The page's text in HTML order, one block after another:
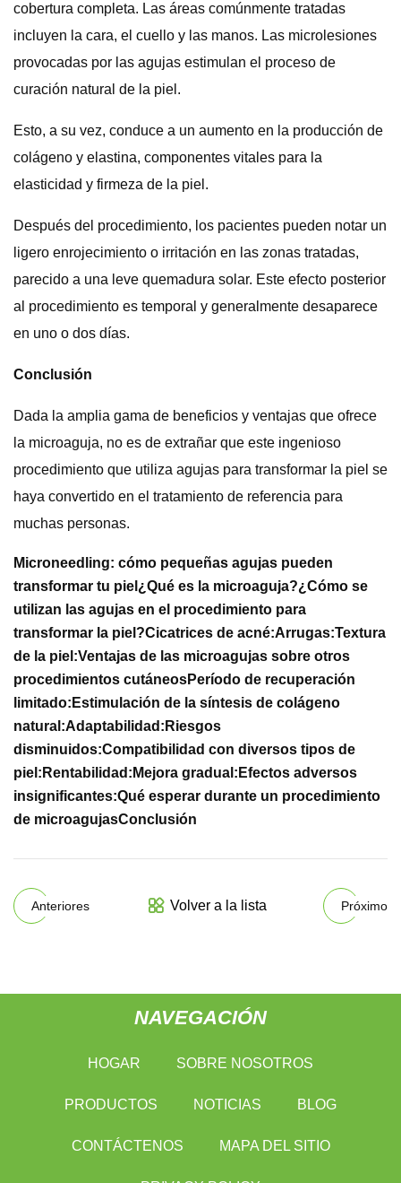
cobertura completa. Las áreas comúnmente tratadas
incluyen la cara, el cuello y las manos. Las microlesiones
provocadas por las agujas estimulan el proceso de
curación natural de la piel.
Esto, a su vez, conduce a un aumento en la producción de
colágeno y elastina, componentes vitales para la
elasticidad y firmeza de la piel.
Después del procedimiento, los pacientes pueden notar un
ligero enrojecimiento o irritación en las zonas tratadas,
parecido a una leve quemadura solar. Este efecto posterior
al procedimiento es temporal y generalmente desaparece
en uno o dos días.
Conclusión
Dada la amplia gama de beneficios y ventajas que ofrece
la microaguja, no es de extrañar que este ingenioso
procedimiento que utiliza agujas para transformar la piel se
haya convertido en el tratamiento de referencia para
muchas personas.
Microneedling: cómo pequeñas agujas pueden
transformar tu piel ¿Qué es la microaguja?¿Cómo se
utilizan las agujas en el procedimiento para
transformar la piel?Cicatrices de acné:Arrugas:Textura
de la piel:Ventajas de las microagujas sobre otros
procedimientos cutáneosPeríodo de recuperación
limitado: Estimulación de la síntesis de colágeno
natural:Adaptabilidad: Riesgos
disminuidos:Compatibilidad con diversos tipos de
piel: Rentabilidad: Mejora gradual: Efectos adversos
insignificantes:Qué esperar durante un procedimiento
de microagujasConclusión
Anteriores Volver a la lista Próximo
NAVEGACIÓN
HOGAR SOBRE NOSOTROS
PRODUCTOS NOTICIAS BLOG
CONTÁCTENOS MAPA DEL SITIO